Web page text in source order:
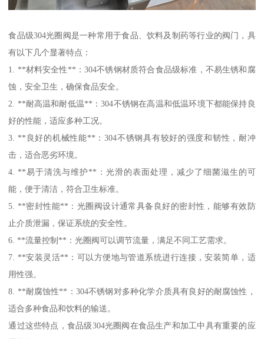
食品级304光圈阀是一种常用于食品、饮料及制药等行业的阀门，具
有以下几个显著特点：
1. **材料安全性**：304不锈钢材质符合食品级标准，不易生锈和腐
蚀，安全卫生，确保食品安全。
2. **耐高温和耐低温**：304不锈钢在高温和低温环境下都能保持良
好的性能，适应多种工况。
3. **良好的机械性能**：304不锈钢具有较好的强度和韧性，耐冲
击，适合恶劣环境。
4. **易于清洗与维护**：光滑的表面处理，减少了细菌滋生的可
能，便于清洁，符合卫生标准。
5. **密封性能**：光圈阀设计通常具备良好的密封性，能够有效防
止介质泄漏，保证系统的安全性。
6. **流量控制**：光圈阀可以调节流量，满足不同工艺需求。
7. **安装灵活**：可以方便地与管道系统进行连接，安装简单，适
用性强。
8. **耐腐蚀性**：304不锈钢对多种化学介质具有良好的耐腐蚀性，
适合多种食品和饮料的输送。
通过这些特点，食品级304光圈阀在食品生产和加工中具有重要的应